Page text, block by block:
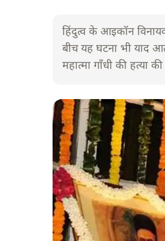
हिंदुत्व के आइकॉन
बीच यह घटना भी याद
महात्मा गाँधी की हत्या